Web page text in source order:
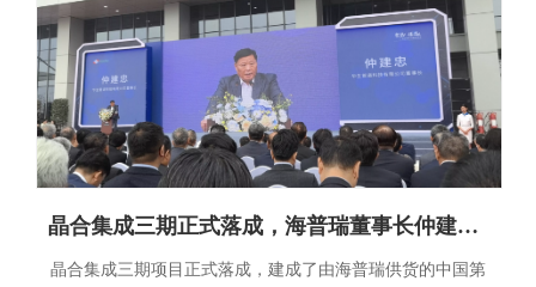
晶合集成三期正式落成，海普瑞董事长仲建忠先生致辞
晶合集成三期项目正式落成，建成了由海普瑞供货的中国第